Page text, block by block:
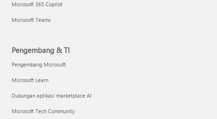
Microsoft 365 Copilot
Microsoft Teams
Pengembang & TI
Pengembang Microsoft
Microsoft Learn
Dukungan aplikasi marketplace AI
Microsoft Tech Community